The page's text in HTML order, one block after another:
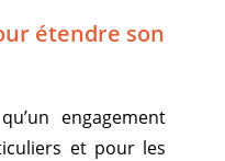
étendre son
engagement
et pour les